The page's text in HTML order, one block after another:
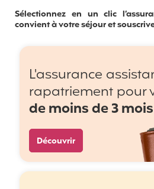
Sélectionnez en un clic
convient à votre séjour et
L'assurance
rapatriement pour
de moins de 3 mois
Découvrir